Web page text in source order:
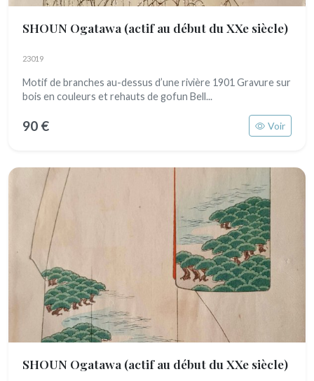
SHOUN Ogatawa (actif au début du XXe siècle)
23019
Motif de branches au-dessus d’une rivière 1901 Gravure sur
bois en couleurs et rehauts de gofun Bell...
90 € Voir
SHOUN Ogatawa (actif au début du XXe siècle)